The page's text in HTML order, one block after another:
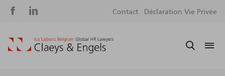
Social
Contact Déclaration Vie Privée